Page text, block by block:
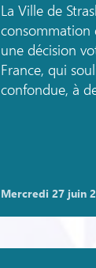
La Ville de
consommation
une décision
France, qui
confondue, à
mercredi 27 juin